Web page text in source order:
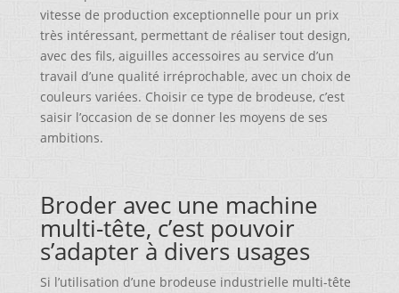
vitesse de production exceptionnelle pour un prix
très intéressant, permettant de réaliser tout design,
avec des fils, aiguilles accessoires au service d’un
travail d’une qualité irréprochable, avec un choix de
couleurs variées. Choisir ce type de brodeuse, c’est
saisir l’occasion de se donner les moyens de ses
ambitions.
Broder avec une machine
multi-tête, c’est pouvoir
s’adapter à divers usages
Si l’utilisation d’une brodeuse industrielle multi-tête